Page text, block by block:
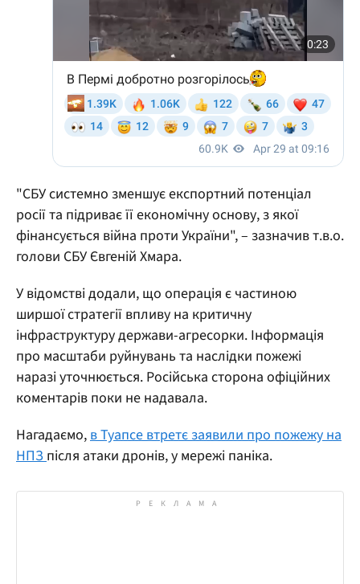
"СБУ системно зменшує експортний потенціал
росії та підриває її економічну основу, з якої
фінансується війна проти України", – зазначив т.в.о.
голови СБУ Євгеній Хмара.
У відомстві додали, що операція є частиною
ширшої стратегії впливу на критичну
інфраструктуру держави-агресорки. Інформація
про масштаби руйнувань та наслідки пожежі
наразі уточнюється. Російська сторона офіційних
коментарів поки не надавала.
Нагадаємо,в Туапсе втретє заявили про пожежу на
НПЗпісля атаки дронів, у мережі паніка.